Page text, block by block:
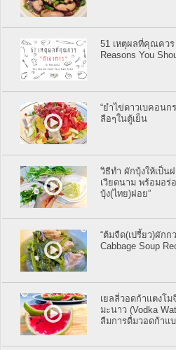
51 เหตุผลที่คุณควร
Reasons You
“ยำไข่ดาวเบคอนก
ลือๆในตู้เย็น
วิธีทำ ผักบุ้งให้เป็น
เวียดนาม พร้อมอร่
บุ้ง(ไทย)ฝอย”
“ต้มจืด(เปรี้ยว)ผักก
Cabbage Soup
เยลลี่วอดก้าแตงโ
มะนาว (Vodka
ลืมการดื่มวอดก้าแบ